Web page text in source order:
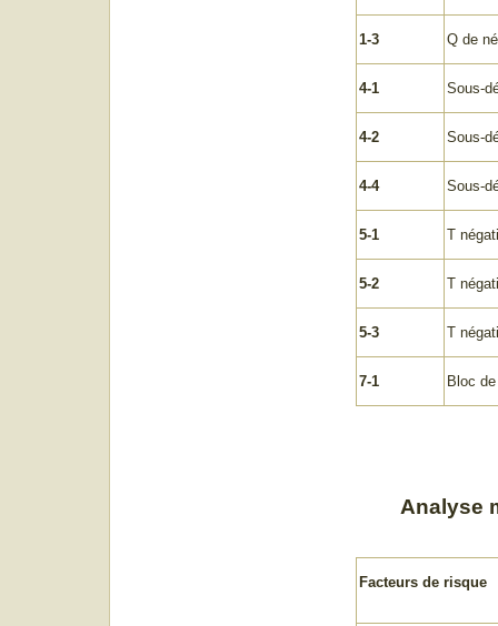
1-3 Q de
4-1 Sous-
4-2 Sous-
4-4 Sous-
5-1 T
5-2 T
5-3 T
7-1 Bloc
Analyse
Facteurs de risque